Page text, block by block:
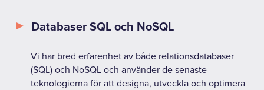
Databaser SQL och NoSQL
Vi har bred erfarenhet av både relationsdatabaser
(SQL) och NoSQL och använder de senaste
teknologierna för att designa, utveckla och optimera